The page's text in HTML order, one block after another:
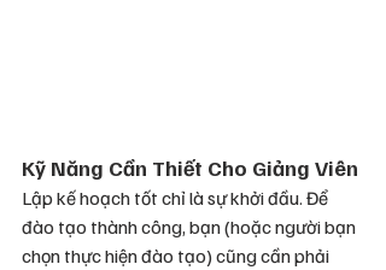
Kỹ Năng Cần Thiết Cho Giảng Viên
Lập kế hoạch tốt chỉ là sự khởi đầu. Để
đào tạo thành công, bạn (hoặc người bạn
chọn thực hiện đào tạo) cũng cần phải